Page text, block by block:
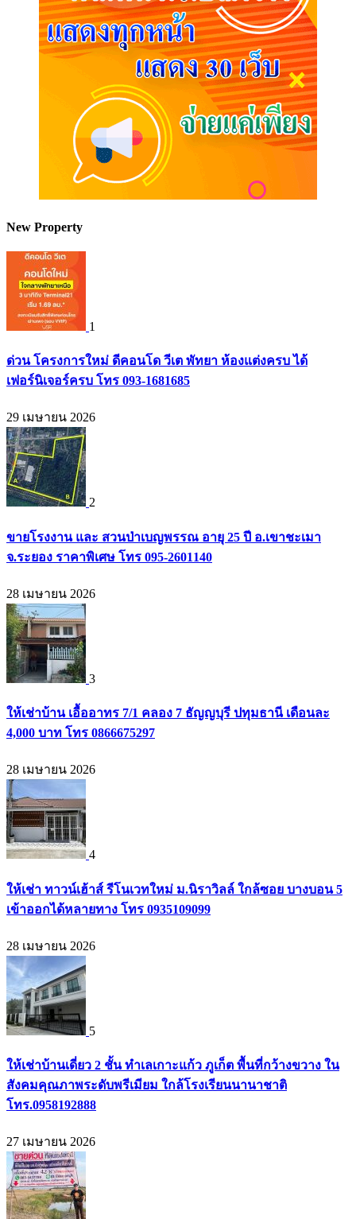
New Property
1
ด่วน โครงการใหม่ ดีคอนโด วีเต พัทยา ห้องแต่งครบ ได้
เฟอร์นิเจอร์ครบ โทร 093-1681685
29 เมษายน 2026
2
ขายโรงงาน และ สวนป่าเบญพรรณ อายุ 25 ปี อ.เขาชะเมา
จ.ระยอง ราคาพิเศษ โทร 095-2601140
28 เมษายน 2026
3
ให้เช่าบ้าน เอื้ออาทร 7/1 คลอง 7 ธัญญบุรี ปทุมธานี เดือนละ
4,000 บาท โทร 0866675297
28 เมษายน 2026
4
ให้เช่า ทาวน์เฮ้าส์ รีโนเวทใหม่ ม.นิราวิลล์ ใกล้ซอย บางบอน 5
เข้าออกได้หลายทาง โทร 0935109099
28 เมษายน 2026
5
ให้เช่าบ้านเดี่ยว 2 ชั้น ทำเลเกาะแก้ว ภูเก็ต พื้นที่กว้างขวาง ใน
สังคมคุณภาพระดับพรีเมียม ใกล้โรงเรียนนานาชาติ
โทร.0958192888
27 เมษายน 2026